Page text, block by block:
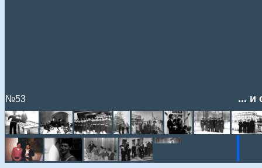
№53 ... и